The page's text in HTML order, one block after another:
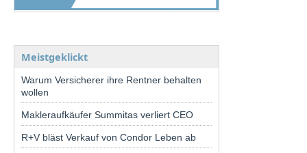
Meistgeklickt
Warum Versicherer ihre Rentner behalten
wollen
Makleraufkäufer Summitas verliert CEO
R+V bläst Verkauf von Condor Leben ab